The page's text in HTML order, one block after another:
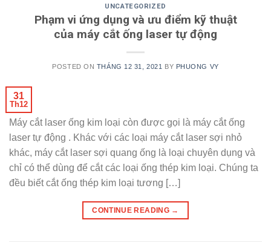
UNCATEGORIZED
Phạm vi ứng dụng và ưu điểm kỹ thuật
của máy cắt ống laser tự động
POSTED ON THÁNG 12 31, 2021 BY PHUONG VY
31
Th12
Máy cắt laser ống kim loại còn được gọi là máy cắt ống
laser tự động . Khác với các loại máy cắt laser sợi nhỏ
khác, máy cắt laser sợi quang ống là loại chuyên dụng và
chỉ có thể dùng để cắt các loại ống thép kim loại. Chúng ta
đều biết cắt ống thép kim loại tương […]
CONTINUE READING →